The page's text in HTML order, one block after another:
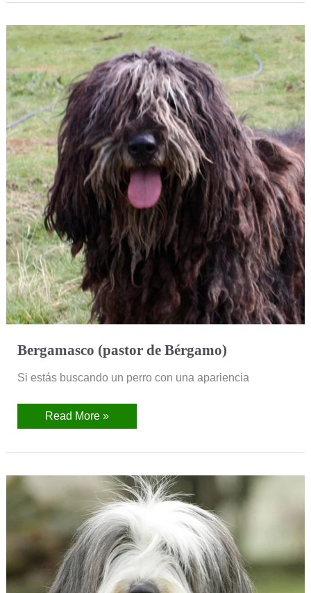
Bergamasco (pastor de Bérgamo)
Si estás buscando un perro con una apariencia
Bergamasco
(pastor
de
Bérgamo)
Read More »
(Collie
barbudo)